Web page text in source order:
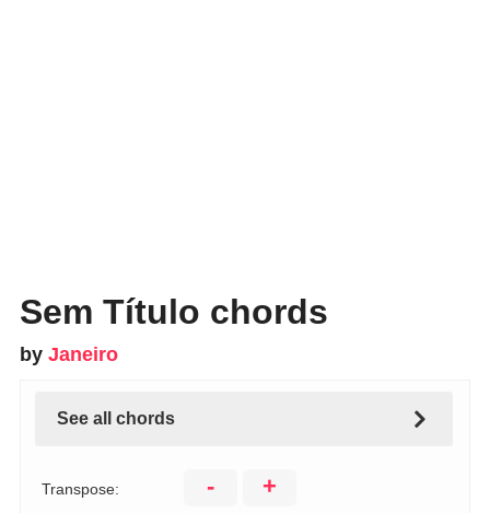
Sem Título chords
by Janeiro
See all chords
Transpose: - +